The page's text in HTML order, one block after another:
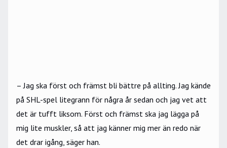
– Jag ska först och främst bli bättre på allting. Jag kände
på SHL-spel litegrann för några år sedan och jag vet att
det är tufft liksom. Först och främst ska jag lägga på
mig lite muskler, så att jag känner mig mer än redo när
det drar igång, säger han.